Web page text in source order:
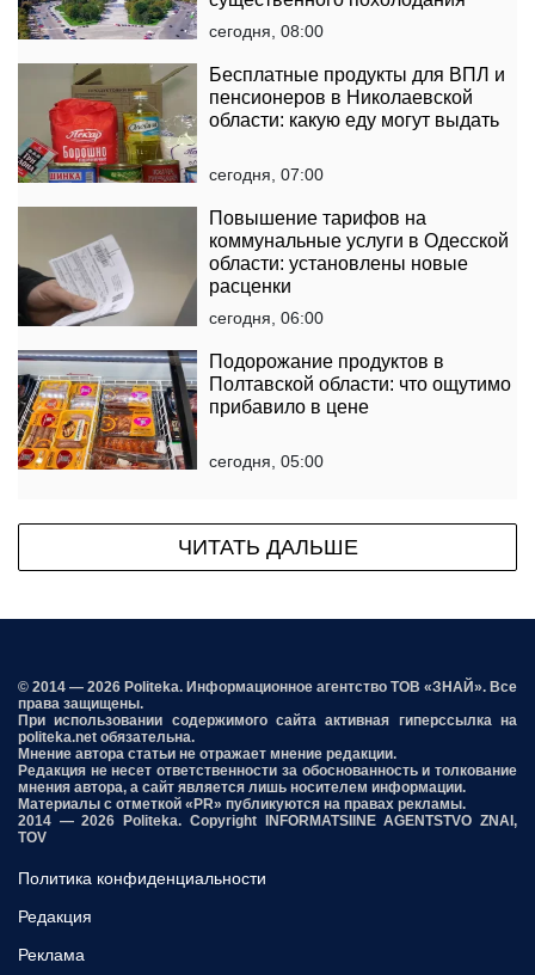
сегодня, 08:00
Бесплатные продукты для ВПЛ и
пенсионеров в Николаевской
области: какую еду могут выдать
сегодня, 07:00
Повышение тарифов на
коммунальные услуги в Одесской
области: установлены новые
расценки
сегодня, 06:00
Подорожание продуктов в
Полтавской области: что ощутимо
прибавило в цене
сегодня, 05:00
ЧИТАТЬ ДАЛЬШЕ
© 2014 — 2026 Politeka. Информационное агентство ТОВ «ЗНАЙ». Все
права защищены.
При использовании содержимого сайта активная гиперссылка на
politeka.net обязательна.
Мнение автора статьи не отражает мнение редакции.
Редакция не несет ответственности за обоснованность и толкование
мнения автора, а сайт является лишь носителем информации.
Материалы с отметкой «PR» публикуются на правах рекламы.
2014 — 2026 Politeka. Copyright INFORMATSIINE AGENTSTVO ZNAI,
TOV
Политика конфиденциальности
Редакция
Реклама